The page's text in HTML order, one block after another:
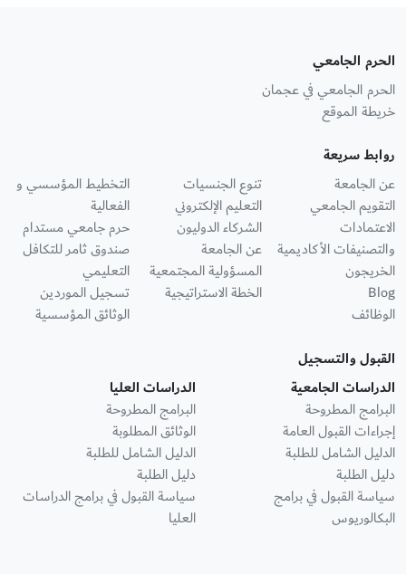
الحرم الجامعي
الحرم الجامعي في عجمان
خريطة الموقع
روابط سريعة
عن الجامعة
التقويم الجامعي
الاعتمادات
والتصنيفات الأكاديمية
الخريجون
Blog
الوظائف
تنوع الجنسيات
التعليم الإلكتروني
الشركاء الدوليون
عن الجامعة
المسؤولية المجتمعية
الخطة الاستراتيجية
التخطيط المؤسسي و
الفعالية
حرم جامعي مستدام
صندوق ثامر للتكافل
التعليمي
تسجيل الموردين
الوثائق المؤسسية
القبول والتسجيل
الدراسات الجامعية
البرامج المطروحة
إجراءات القبول العامة
الدليل الشامل للطلبة
دليل الطلبة
سياسة القبول في برامج
البكالوريوس
الدراسات العليا
البرامج المطروحة
الوثائق المطلوبة
الدليل الشامل للطلبة
دليل الطلبة
سياسة القبول في برامج الدراسات
العليا